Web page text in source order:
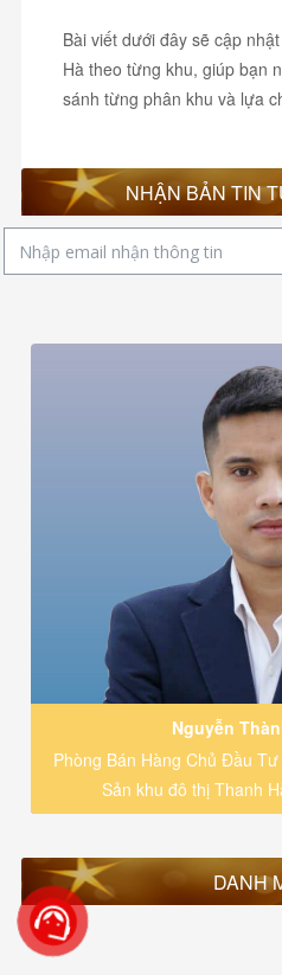
Bài viết dưới đây sẽ cập
Hà theo từng khu, giúp bạn
sánh từng phân khu và lựa
NHẬN BẢN TIN
Nguyễn
Phòng Bán Hàng Chủ Đầu
Sản khu đô thị Thanh
DANH